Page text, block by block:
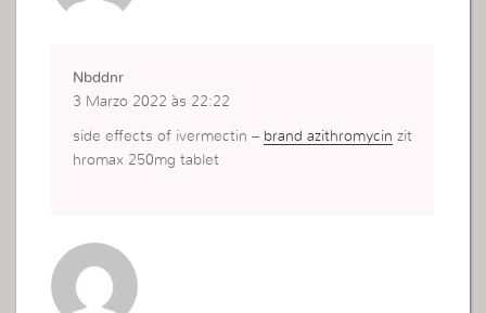
Nbddnr
3 Marzo 2022 às 22:22
side effects of ivermectin – brand azithromycin zit
hromax 250mg tablet